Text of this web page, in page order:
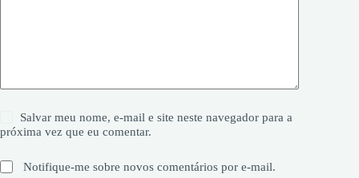
Salvar meu nome, e-mail e site neste navegador para a
próxima vez que eu comentar.
Notifique-me sobre novos comentários por e-mail.